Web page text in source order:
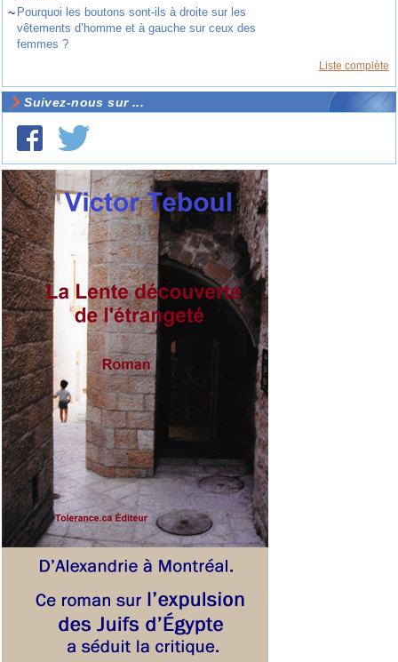
~ Pourquoi les boutons sont-ils à droite sur les
vêtements d’homme et à gauche sur ceux des
femmes ?
Liste complète
Suivez-nous sur ...